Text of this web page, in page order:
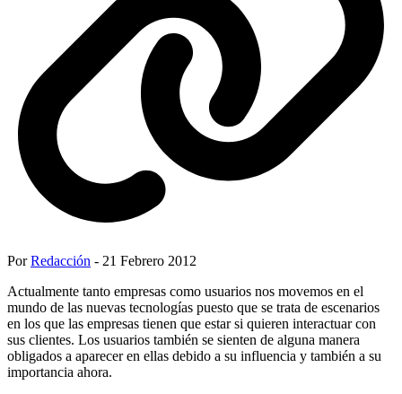
PorRedacción - 21 Febrero 2012
Actualmente tanto empresas como usuarios nos movemos en el
mundo de las nuevas tecnologías puesto que se trata de escenarios
en los que las empresas tienen que estar si quieren interactuar con
sus clientes. Los usuarios también se sienten de alguna manera
obligados a aparecer en ellas debido a su influencia y también a su
importancia ahora.